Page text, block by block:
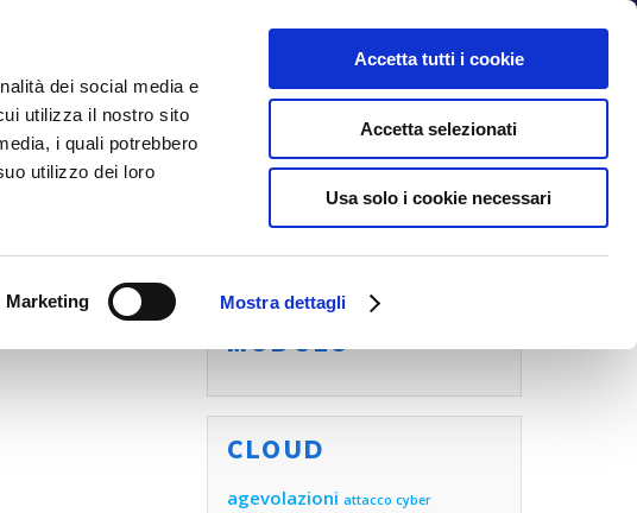
dei social media e
utilizza il nostro sito
i quali potrebbero
utilizzo dei loro
Marketing Mostra dettagli
Accetta tutti i cookie
Accetta selezionati
Usa solo i cookie necessari
CON NOI BLOG
COMPILA ORA IL
MODULO
CLOUD
agevolazioni attacco cyber